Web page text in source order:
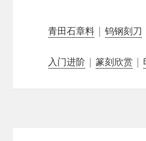
青田石章料 |钨钢刻刀
入门进阶 |篆刻欣赏 |